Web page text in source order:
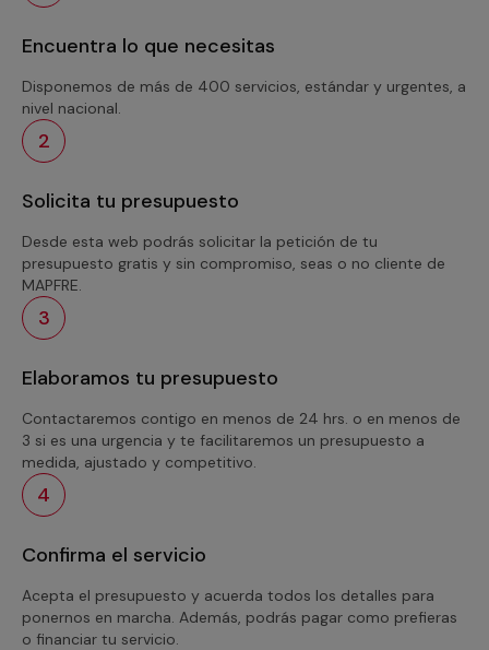
Encuentra lo que necesitas
Disponemos de más de 400 servicios, estándar y urgentes, a
nivel nacional.
2
Solicita tu presupuesto
Desde esta web podrás solicitar la petición de tu
presupuesto gratis y sin compromiso, seas o no cliente de
MAPFRE.
3
Elaboramos tu presupuesto
Contactaremos contigo en menos de 24 hrs. o en menos de
3 si es una urgencia y te facilitaremos un presupuesto a
medida, ajustado y competitivo.
4
Confirma el servicio
Acepta el presupuesto y acuerda todos los detalles para
ponernos en marcha. Además, podrás pagar como prefieras
o financiar tu servicio.